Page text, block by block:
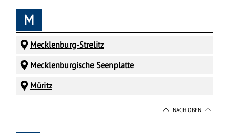
M
Mecklenburg-Strelitz
Mecklenburgische Seenplatte
Müritz
NACH OBEN